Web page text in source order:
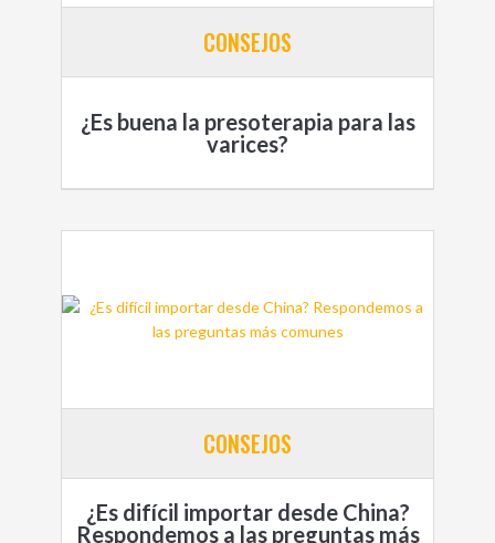
CONSEJOS
¿Es buena la presoterapia para las
varices?
CONSEJOS
¿Es difícil importar desde China?
Respondemos a las preguntas más